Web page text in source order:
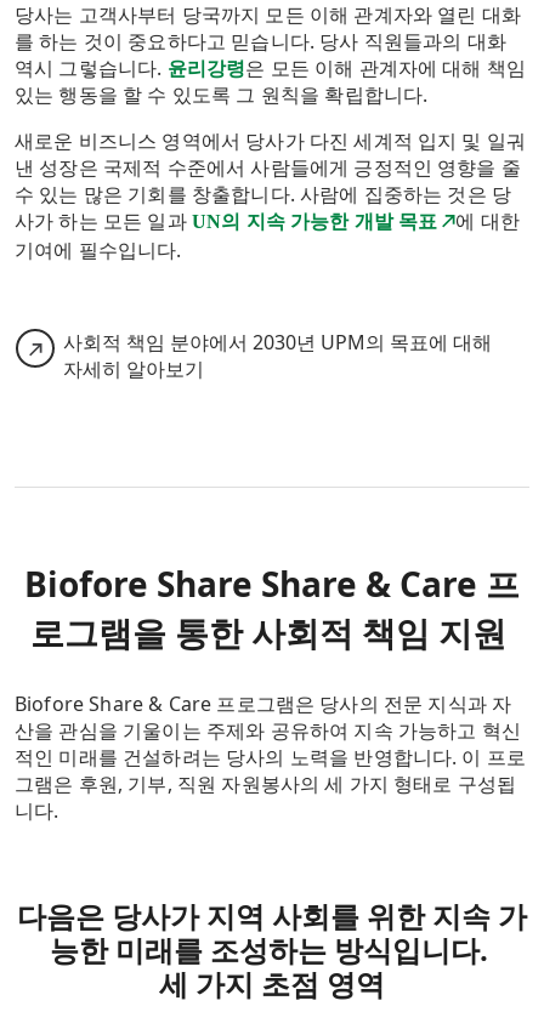
당사는 고객사부터 당국까지 모든 이해 관계자와 열린 대화
를 하는 것이 중요하다고 믿습니다. 당사 직원들과의 대화
역시 그렇습니다. 윤리강령은 모든 이해 관계자에 대해 책임
있는 행동을 할 수 있도록 그 원칙을 확립합니다.
새로운 비즈니스 영역에서 당사가 다진 세계적 입지 및 일궈
낸 성장은 국제적 수준에서 사람들에게 긍정적인 영향을 줄
수 있는 많은 기회를 창출합니다. 사람에 집중하는 것은 당
사가 하는 모든 일과 UN의 지속 가능한 개발 목표
에 대한
기여에 필수입니다.
사회적 책임 분야에서 2030년 UPM의 목표에 대해
자세히 알아보기
Biofore Share Share & Care 프
로그램을 통한 사회적 책임 지원
Biofore Share & Care 프로그램은 당사의 전문 지식과 자
산을 관심을 기울이는 주제와 공유하여 지속 가능하고 혁신
적인 미래를 건설하려는 당사의 노력을 반영합니다. 이 프로
그램은 후원, 기부, 직원 자원봉사의 세 가지 형태로 구성됩
니다.
다음은 당사가 지역 사회를 위한 지속 가
능한 미래를 조성하는 방식입니다.
세 가지 초점 영역